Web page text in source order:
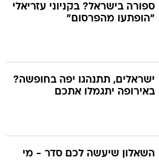
ספורה בישראל? בקניוני עזריאלי
"הופתעו מהפרסום"
ישראלים, תתנהגו יפה בחופשה?
באירופה יתגמלו אתכם
השאלון שיעשה לכם סדר - מי